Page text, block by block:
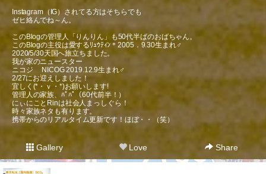
Instagram（IG）されてる方はそちらでも
ゼヒ絡んでね～ん。
このBlogの管理人「りんりん」も50代半ばのおばちゃん。
このBlogの主役は愛するﾘｭｳﾃｨﾝ＊2005．9.30生まれ♂
2020/5/30天国へ旅立ちました。
我が家のニュースター
ニコジ NICOG 2019.12.9生まれ♂
2/27にお迎えしました！
宜しく(*・ｖ・*)お願いします!
管理人の家族、ﾊﾟﾊﾟ（60代前半！）
にぃにことRinは社会人まっしぐら！
時々家族ネタも有ります。
携帯からのリアルタイム更新です！ほぼ・・（笑）
Gallery Love Share